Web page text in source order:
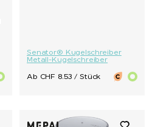
Senator® Kugelschreiber
Metall-Kugelschreiber
Ab CHF 8.53 / Stück